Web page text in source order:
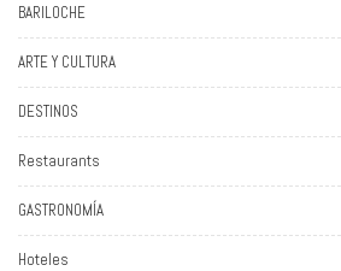
BARILOCHE
ARTE Y CULTURA
DESTINOS
Restaurants
GASTRONOMÍA
Hoteles